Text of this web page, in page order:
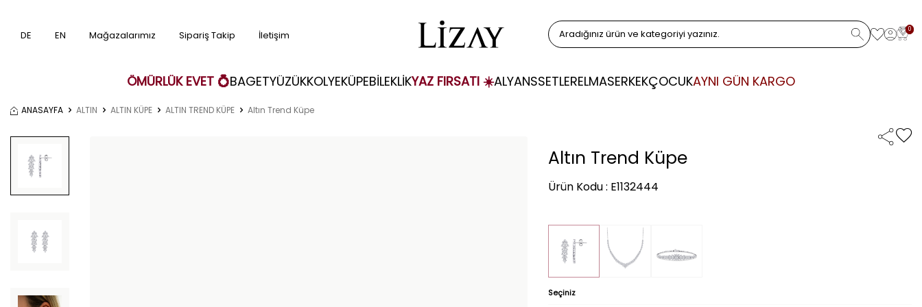
DE EN Mağazalarımız Sipariş Takip İletişim 0
ÖMÜRLÜK EVET 💍BAGETYÜZÜKKOLYEKÜPEBİLEKLİKYAZ FIRSATI ☀️ALYANSSETLERELMASERKEKÇOCUKAYNI GÜN KARGO
ANASAYFA ALTIN ALTIN KÜPE ALTIN TREND KÜPE Altın Trend Küpe
Altın Trend Küpe
Ürün Kodu : E1132444
Seçiniz